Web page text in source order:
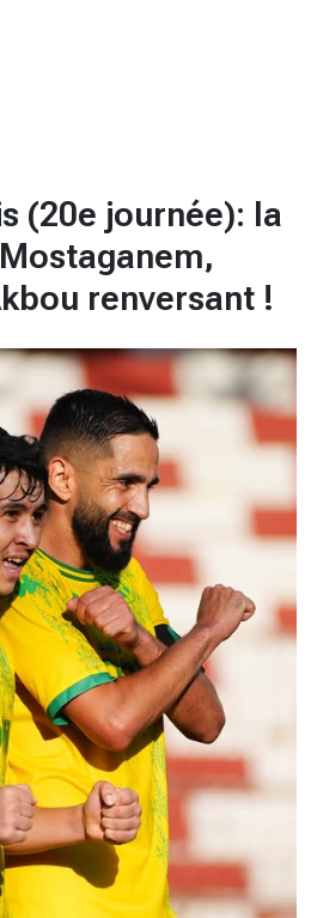
(20e journée): la
renversant !